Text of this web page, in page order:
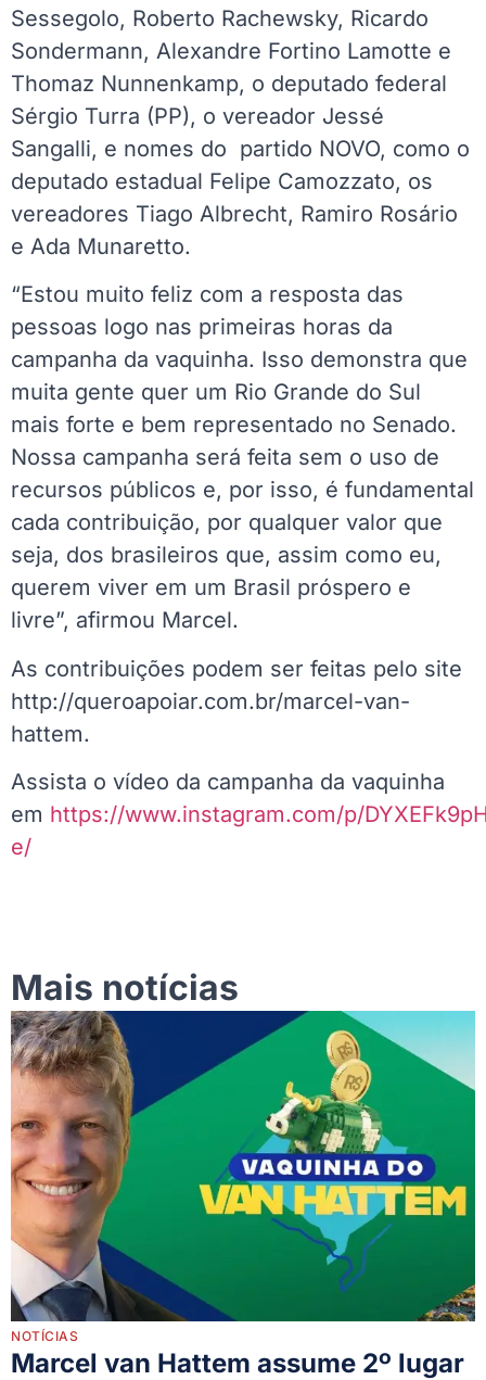
Sessegolo, Roberto Rachewsky, Ricardo
Sondermann, Alexandre Fortino Lamotte e
Thomaz Nunnenkamp, o deputado federal
Sérgio Turra (PP), o vereador Jessé
Sangalli, e nomes do partido NOVO, como o
deputado estadual Felipe Camozzato, os
vereadores Tiago Albrecht, Ramiro Rosário
e Ada Munaretto.
“Estou muito feliz com a resposta das
pessoas logo nas primeiras horas da
campanha da vaquinha. Isso demonstra que
muita gente quer um Rio Grande do Sul
mais forte e bem representado no Senado.
Nossa campanha será feita sem o uso de
recursos públicos e, por isso, é fundamental
cada contribuição, por qualquer valor que
seja, dos brasileiros que, assim como eu,
querem viver em um Brasil próspero e
livre”, afirmou Marcel.
As contribuições podem ser feitas pelo site
http://queroapoiar.com.br/marcel-van-
hattem.
Assista o vídeo da campanha da vaquinha
em https://www.instagram.com/p/
e/
Mais notícias
NOTÍCIAS
Marcel van Hattem assume 2º lugar